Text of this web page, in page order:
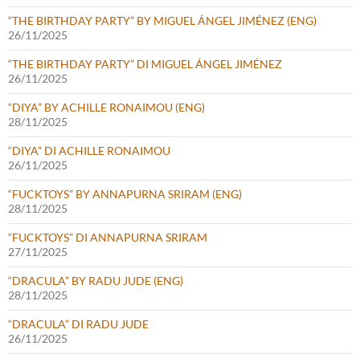
“THE BIRTHDAY PARTY” BY MIGUEL ÁNGEL JIMÉNEZ (ENG)
26/11/2025
“THE BIRTHDAY PARTY” DI MIGUEL ÁNGEL JIMÉNEZ
26/11/2025
“DIYA” BY ACHILLE RONAIMOU (ENG)
28/11/2025
“DIYA” DI ACHILLE RONAIMOU
26/11/2025
“FUCKTOYS” BY ANNAPURNA SRIRAM (ENG)
28/11/2025
“FUCKTOYS” DI ANNAPURNA SRIRAM
27/11/2025
“DRACULA” BY RADU JUDE (ENG)
28/11/2025
“DRACULA” DI RADU JUDE
26/11/2025